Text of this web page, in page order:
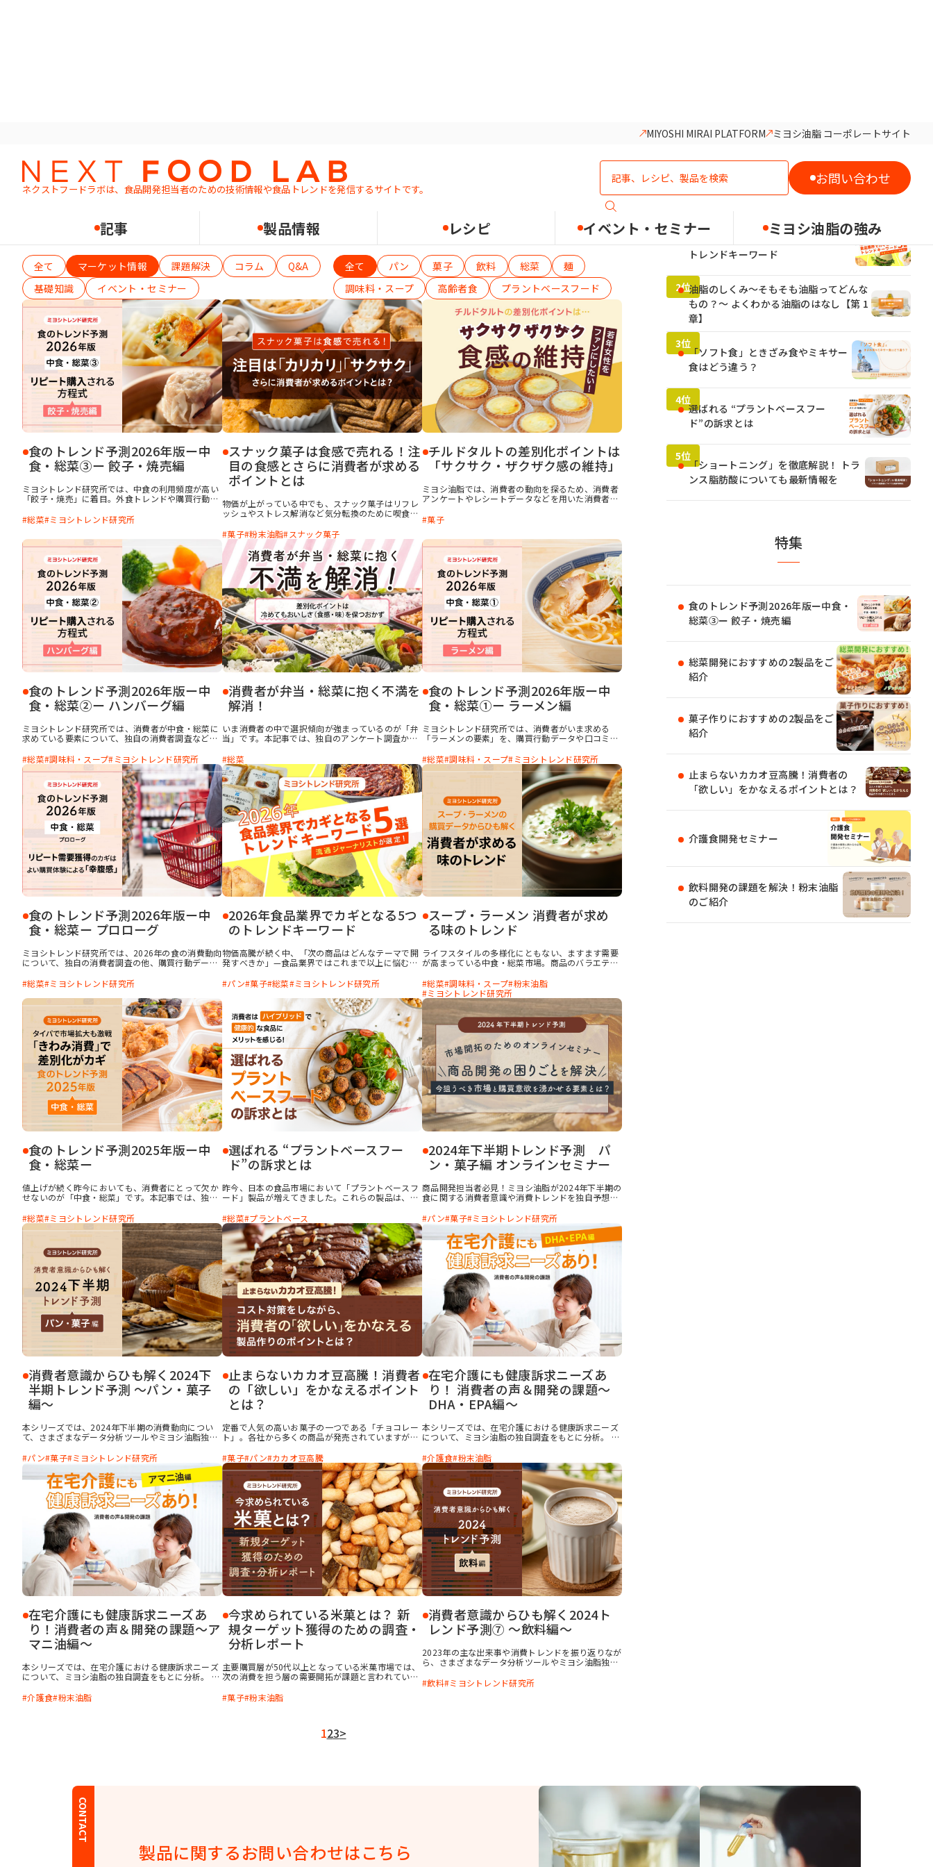
MIYOSHI MIRAI PLATFORM ミヨシ油脂 コーポレートサイト
ネクストフードラボは、食品開発担当者のための技術情報や食品トレンドを発信するサイトです。
お問い合わせ
記事 製品情報 レシピ イベント・セミナー ミヨシ油脂の強み
記事一覧
記事カテゴリーで絞り込む（1つ選択可）
全て マーケット情報 課題解決 コラム
Q&A
基礎知識
イベント・セミナー
用途で絞り込む（1つ選択可）
全て パン 菓子 飲料 総菜
麺
調味料・スープ
高齢者食 プラントベースフード
食のトレンド予測2026年版ー中
食・総菜③ー 餃子・焼売編
ミヨシトレンド研究所では、中食の利用頻度が高い
「餃子・焼売」に着目。外食トレンドや購買行動デ
中食の餃子・焼売の要素を分析、考察しました。
総菜 ミヨシトレンド研究所
スナック菓子は食感で売れる！注
目の食感とさらに消費者が求める
ポイントとは
物価が上がっている中でも、スナック菓子はリフレ
ッシュやストレス解消など気分転換のために喫食さ
本記事では、スナック菓子の新商品で増加する訴求
「食感」に注目し、消費者が高く評価するポイント
を考察しました。
菓子 粉末油脂 スナック菓子
チルドタルトの差別化ポイントは
「サクサク・ザクザク感の維持」​
ミヨシ油脂では、消費者の動向を探るため、消費者
アンケートやレシートデータなどを用いた消費者分
ルドスイーツの購買層をレシートデータから分析
し、中でも「タルト」の購買層は、カテゴリー全体
と比べ10～30代の女性が厚いことに着目。「チルド
タルト」を強化することで若年層の来店・購買を増
やせる可能性が高いと考察しました。 10～30代の
女性が満足感を得られ、「もっと買いたくなるチル
ドタルト」の要素を、独自の消費者アンケートなど
から解説します。
菓子
食のトレンド予測2026年版ー中
食・総菜②ー ハンバーグ編
ミヨシトレンド研究所では、消費者が中食・総菜に
求めている要素について、独自の消費者調査などか
求めるハンバーグの要素を購買行動データや口コミ
データから分析しました。
総菜 調味料・スープ ミヨシトレンド研究所
消費者が弁当・総菜に抱く不満を
解消！
いま消費者の中で選択傾向が強まっているのが「弁
当」です。本記事では、独自のアンケート調査から
口コミデータをもとにした「弁当のおかずに求めら
れる要素」を分析しています。消費者に選ばれる弁
当・総菜の開発に役立つ差別化ポイントをまとめて
おり、冷凍食品など中食全般にも応用いただけます
ので、ぜひご覧ください。
総菜
食のトレンド予測2026年版ー中
食・総菜①ー ラーメン編
ミヨシトレンド研究所では、消費者がいま求める
「ラーメンの要素」を、購買行動データや口コミデ
中食・総菜に求めている要素についても、独自の消
費者調査などから考察しました。
総菜 調味料・スープ ミヨシトレンド研究所
食のトレンド予測2026年版ー中
食・総菜ー プロローグ
ミヨシトレンド研究所では、2026年の食の消費動向
について、独自の消費者調査の他、購買行動データ
総菜の要素を考察しました。
総菜 ミヨシトレンド研究所
2026年食品業界でカギとなる5つ
のトレンドキーワード
物価高騰が続く中、「次の商品はどんなテーマで開
発すべきか」—食品業界ではこれまで以上に悩む声
選択基準も変化しています。 こうした動向を長年追
い続けてきた流通ジャーナリスト・阿部牧人氏が、
2026年の商品作りのヒントとなる5つのトレンドキ
ーワードをわかりやすく解説。本記事には、“次の
一手”を考えるためのヒントが詰まっています。企
画・開発にお役立てください。
パン 菓子 総菜 ミヨシトレンド研究所
スープ・ラーメン 消費者が求め
る味のトレンド
ライフスタイルの多様化にともない、ますます需要
が高まっている中食・総菜市場。商品のバラエティ
なってきています。本記事では中食・総菜の中でも
スープ（ラーメンスープを含む）に着目し、ミヨシ
油脂で実施した独自調査結果をもとに今消費者が求
める味のトレンドについて解説しました。ぜひ、商
品開発にお役立てください。
総菜 調味料・スープ 粉末油脂
ミヨシトレンド研究所
食のトレンド予測2025年版ー中
食・総菜ー
値上げが続く昨今においても、消費者にとって欠か
せないのが「中食・総菜」です。本記事では、独自
に向けた中食・総菜のトレンド予測を解説します。
総菜 ミヨシトレンド研究所
選ばれる “プラントベースフー
ド”の訴求とは
昨今、日本の食品市場において「プラントベースフ
ード」製品が増えてきました。これらの製品は、健
ます。とはいえ、まだまだ思い通りの製品を展開で
きていなかったり、ユーザーの定着に課題を感じて
いたりする方も多いのではないでしょうか。本記事
では、ミヨシ油脂で実施した消費者調査をもとに、
日本人が食べたくなる「プラントベースフード」の
要素について解説します。
総菜 プラントベース
2024年下半期トレンド予測 パ
ン・菓子編 オンラインセミナー
商品開発担当者必見！ミヨシ油脂が2024年下半期の
食に関する消費者意識や消費トレンドを独自予想！
ータから消費者意識を深掘りし、パン・菓子の商品
コンセプト作りに生かせる情報をご紹介します。申
し込みは無料、いつでも視聴可能です。ぜひご覧く
ださい！
パン 菓子 ミヨシトレンド研究所
消費者意識からひも解く2024下
半期トレンド予測 ～パン・菓子
編～
本シリーズでは、2024年下半期の消費動向につい
て、さまざまなデータ分析ツールやミヨシ油脂独自
の調査から見えてきた、今注目すべき消費動向「タ
イムゾーン消費」を踏まえ、消費者に求められるパ
ン・菓子の要素や、レシピアイデアをご紹介しま
す！ この記事より資料をダウンロードいただき、食
品の新商品開発やトレンド把握などにご活用くださ
測しました ※掲載している画像はこの記事よりダウ
ンロードできる資料から抜粋しています
パン 菓子 ミヨシトレンド研究所
止まらないカカオ豆高騰！消費者
の「欲しい」をかなえるポイント
とは？
定番で人気の高いお菓子の一つである「チョコレー
ト」。各社から多くの商品が発売されていますが、
り、2024年には原料であるカカオ豆の先物取引価格
が最高値を更新し国際的な注目を集めました。今後
も年単位で原料価格高騰が続くと考えられており、
世界的な問題ともいえる状況です。 今回は、消費者
が求める「チョコレート菓子」の特長を明らかにし
ながら、価格が上がっても満足感のある製品作りと
コスト対策の両方をかなえるためのご提案をご紹介
いたします。ぜひ最後までご覧ください！
菓子 パン カカオ豆高騰
在宅介護にも健康訴求ニーズあ
り！ 消費者の声＆開発の課題～
DHA・EPA編～
本シリーズでは、在宅介護における健康訴求ニーズ
について、ミヨシ油脂の独自調査をもとに分析。 第
憶の精度を高める」などの効果が知られている
DHA・EPAに着目し、“在宅介護におけるDHA・EPA
のニーズ”について、その実態と可能性を探ります。
介護食 粉末油脂
在宅介護にも健康訴求ニーズあ
り！消費者の声＆開発の課題～ア
マニ油編～
本シリーズでは、在宅介護における健康訴求ニーズ
について、ミヨシ油脂の独自調査をもとに分析。 第
のあるアマニ油に着目し、“介護食におけるアマニ
油の活用”について、その実態と可能性を探ります。
介護食 粉末油脂
今求められている米菓とは？ 新
規ターゲット獲得のための調査・
分析レポート
主要購買層が50代以上となっている米菓市場では、
次の消費を担う層の需要開拓が課題と言われていま
られるのは、若年層やファミリー層です。彼らが米
菓に何を求めているのか、調査・分析しました。
菓子 粉末油脂
消費者意識からひも解く2024ト
レンド予測⑦ ～飲料編～
2023年の主な出来事や消費トレンドを振り返りなが
ら、さまざまなデータ分析ツールやミヨシ油脂独自
く分析した本シリーズ。 シリーズ①～④まで の記
事で、2024年に起きるであろう社会の変化や消費者
トレンド把握などにご活用いただけると幸いです。
測しました ※掲載している画像はダウンロード資料
飲料 ミヨシトレンド研究所
123>
人気記事ランキング
2026年食品業界でカギとなる5つの
トレンドキーワード
油脂のしくみ～そもそも油脂ってどんな
もの？～ よくわかる油脂のはなし【第 1
章】
「ソフト食」ときざみ食やミキサー
食はどう違う？
選ばれる “プラントベースフー
ド”の訴求とは
「ショートニング」を徹底解説！ トラ
ンス脂肪酸についても最新情報を
特集
食のトレンド予測2026年版ー中食・
総菜③ー 餃子・焼売編
総菜開発におすすめの2製品をご
紹介
菓子作りにおすすめの2製品をご
紹介
止まらないカカオ豆高騰！消費者の
「欲しい」をかなえるポイントとは？
介護食開発セミナー
飲料開発の課題を解決！粉末油脂
のご紹介
CONTACT
製品に関するお問い合わせはこちら